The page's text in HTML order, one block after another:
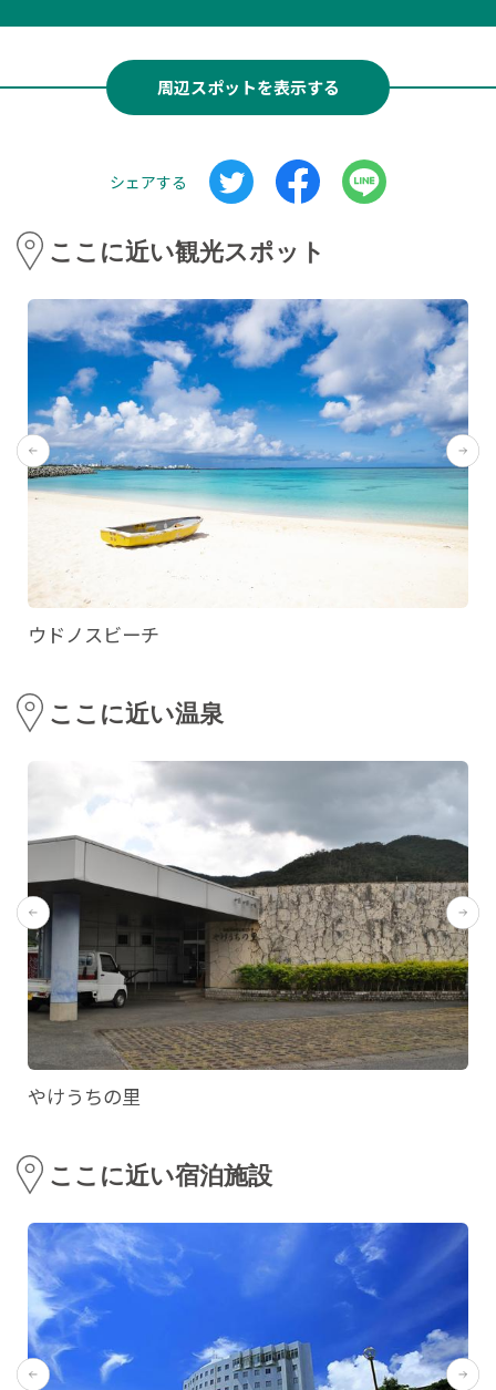
周辺スポットを表示する
シェアする
ここに近い観光スポット
ウドノスビーチ
ここに近い温泉
やけうちの里
ここに近い宿泊施設